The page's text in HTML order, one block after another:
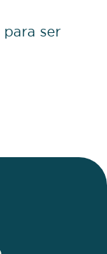
para ser